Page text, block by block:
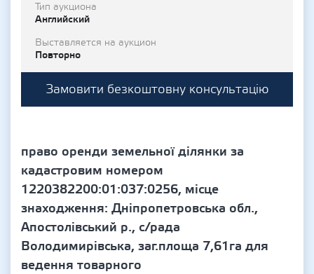
Тип аукциона
Английский
Выставляется на аукцион
Повторно
Замовити безкоштовну консультацію
право оренди земельної ділянки за
кадастровим номером
1220382200:01:037:0256, місце
знаходження: Дніпропетровська обл.,
Апостолівський р., с/рада
Володимирівська, заг.площа 7,61га для
ведення товарного